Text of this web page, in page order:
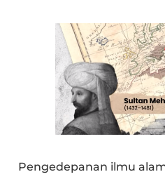
Pengedepanan ilmu